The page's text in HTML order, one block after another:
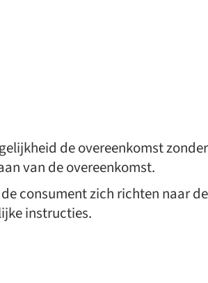
de overeenkomst
van de overeenkomst.
consument zich richten naar
instructies.